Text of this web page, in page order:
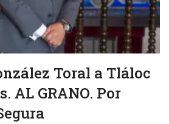
Toral a Tláloc
AL GRANO. Por